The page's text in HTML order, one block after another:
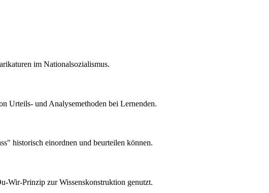
im Nationalsozialismus.
Urteils- und Analysemethoden bei Lernenden.
historisch einordnen und beurteilen können.
Wir-Prinzip zur Wissenskonstruktion genutzt.